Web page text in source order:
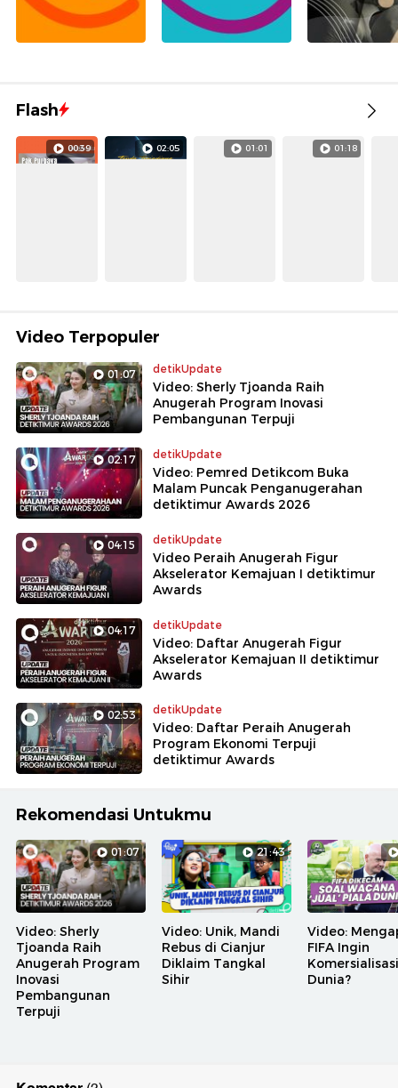
Flash
00:39 02:05 01:01 01:18
Video Terpopuler
01:07 detikUpdate
Video: Sherly Tjoanda Raih
Anugerah Program Inovasi
Pembangunan Terpuji
02:17 detikUpdate
Video: Pemred Detikcom Buka
Malam Puncak Penganugerahan
detiktimur Awards 2026
04:15 detikUpdate
Video Peraih Anugerah Figur
Akselerator Kemajuan I detiktimur
Awards
04:17 detikUpdate
Video: Daftar Anugerah Figur
Akselerator Kemajuan II detiktimur
Awards
02:53 detikUpdate
Video: Daftar Peraih Anugerah
Program Ekonomi Terpuji
detiktimur Awards
Rekomendasi Untukmu
01:07
Video: Sherly
Tjoanda Raih
Anugerah Program
Inovasi
Pembangunan
Terpuji
21:43
Video: Unik, Mandi
Rebus di Cianjur
Diklaim Tangkal
Sihir
Video:
FIFA Ingin
Dunia?